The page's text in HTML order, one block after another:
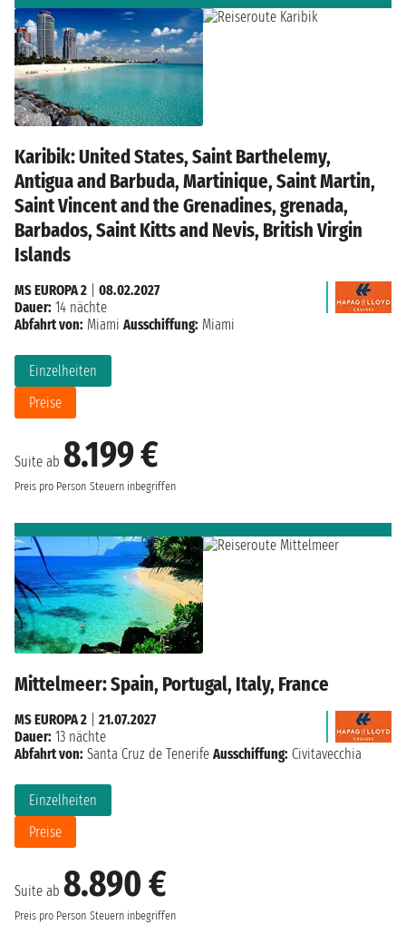
Karibik: United States, Saint Barthelemy,
Antigua and Barbuda, Martinique, Saint Martin,
Saint Vincent and the Grenadines, grenada,
Barbados, Saint Kitts and Nevis, British Virgin
Islands
Suite ab 8.199 €
Preis pro Person Steuern inbegriffen
Einzelheiten
Preise
MS EUROPA 2
08.02.2027
Dauer: 14 nächte
Abfahrt von: Miami Ausschiffung: Miami
Mittelmeer: Spain, Portugal, Italy, France
Suite ab 8.890 €
Preis pro Person Steuern inbegriffen
Einzelheiten
Preise
MS EUROPA 2
21.07.2027
Dauer: 13 nächte
Abfahrt von: Santa Cruz de Tenerife Ausschiffung: Civitavecchia